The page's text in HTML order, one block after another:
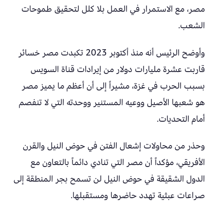
مصر، مع الاستمرار في العمل بلا كلل لتحقيق طموحات
الشعب.
وأوضح الرئيس أنه منذ أكتوبر 2023 تكبدت مصر خسائر
قاربت عشرة مليارات دولار من إيرادات قناة السويس
بسبب الحرب في غزة، مشيراً إلى أن أعظم ما يميز مصر
هو شعبها الأصيل ووعيه المستنير ووحدته التي لا تنفصم
أمام التحديات.
وحذر من محاولات إشعال الفتن في حوض النيل والقرن
الأفريقي، مؤكداً أن مصر التي تنادي دائماً بالتعاون مع
الدول الشقيقة في حوض النيل لن تسمح بجر المنطقة إلى
صراعات عبثية تهدد حاضرها ومستقبلها.